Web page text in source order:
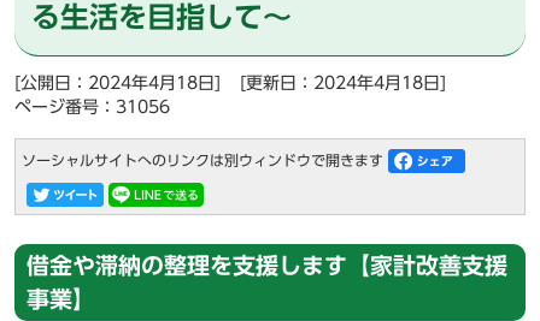
る生活を目指して～
[公開日：2024年4月18日]
[更新日：2024年4月18日]
ページ番号：31056
ソーシャルサイトへのリンクは別ウィンドウで開きます
借金や滞納の整理を支援します【家計改善支援
事業】